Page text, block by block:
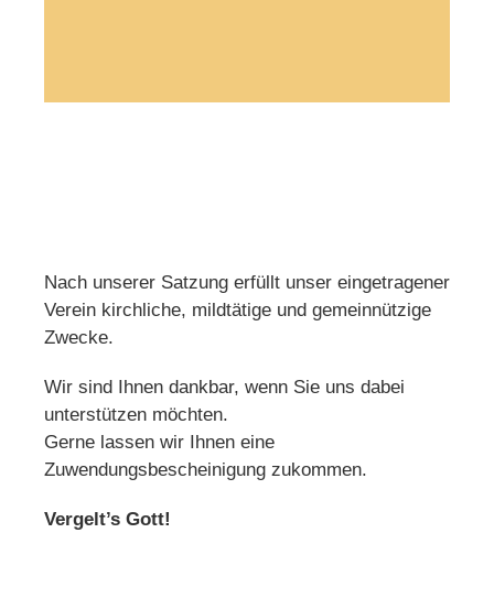
Nach unserer Satzung erfüllt unser eingetragener
Verein kirchliche, mildtätige und gemeinnützige
Zwecke.
Wir sind Ihnen dankbar, wenn Sie uns dabei
unterstützen möchten.
Gerne lassen wir Ihnen eine
Zuwendungsbescheinigung zukommen.
Vergelt’s Gott!